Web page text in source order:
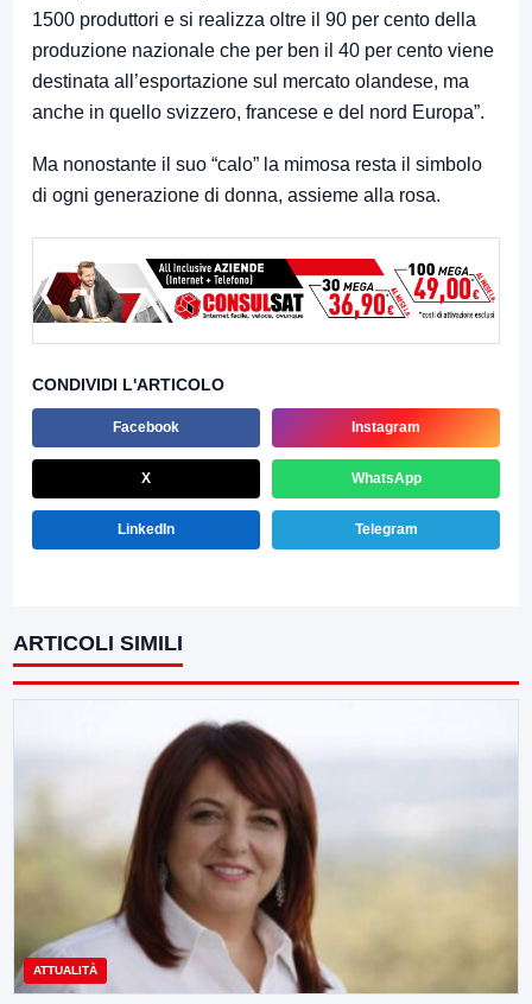
1500 produttori e si realizza oltre il 90 per cento della
produzione nazionale che per ben il 40 per cento viene
destinata all’esportazione sul mercato olandese, ma
anche in quello svizzero, francese e del nord Europa”.
Ma nonostante il suo “calo” la mimosa resta il simbolo
di ogni generazione di donna, assieme alla rosa.
CONDIVIDI L'ARTICOLO
Facebook Instagram
X WhatsApp
LinkedIn Telegram
ARTICOLI SIMILI
ATTUALITÀ